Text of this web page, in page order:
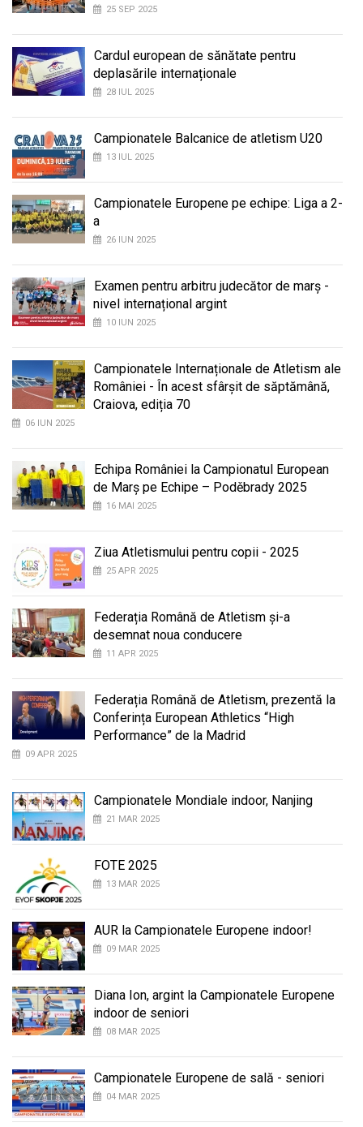
25 SEP 2025
Cardul european de sănătate pentru
deplasările internaționale
28 IUL 2025
Campionatele Balcanice de atletism U20
13 IUL 2025
Campionatele Europene pe echipe: Liga a 2-
a
26 IUN 2025
Examen pentru arbitru judecător de marș -
nivel internațional argint
10 IUN 2025
Campionatele Internaționale de Atletism ale
României - În acest sfârșit de săptămână,
Craiova, ediția 70
06 IUN 2025
Echipa României la Campionatul European
de Marș pe Echipe – Poděbrady 2025
16 MAI 2025
Ziua Atletismului pentru copii - 2025
25 APR 2025
Federația Română de Atletism și-a
desemnat noua conducere
11 APR 2025
Federația Română de Atletism, prezentă la
Conferința European Athletics “High
Performance” de la Madrid
09 APR 2025
Campionatele Mondiale indoor, Nanjing
21 MAR 2025
FOTE 2025
13 MAR 2025
AUR la Campionatele Europene indoor!
09 MAR 2025
Diana Ion, argint la Campionatele Europene
indoor de seniori
08 MAR 2025
Campionatele Europene de sală - seniori
04 MAR 2025